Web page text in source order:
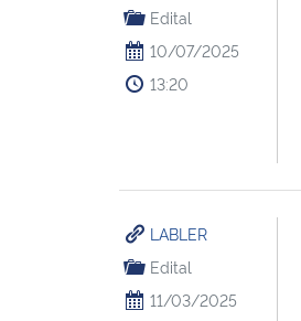
Edital
10/07/2025
13:20
LABLER
Edital
11/03/2025